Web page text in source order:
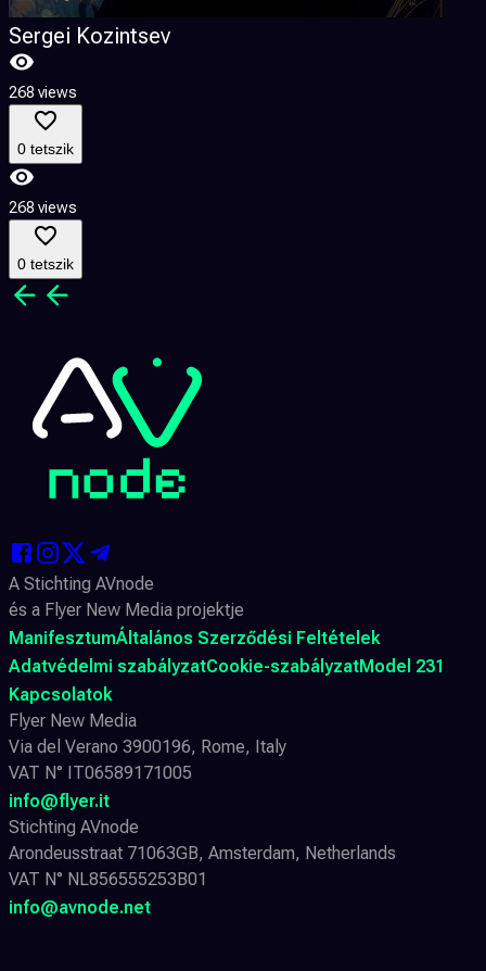
Sergei Kozintsev
268 views
0 tetszik
268 views
0 tetszik
A Stichting AVnode
és a Flyer New Media projektje
ManifesztumÁltalános Szerződési Feltételek
Adatvédelmi szabályzatCookie-szabályzatModel 231
Kapcsolatok
Flyer New Media
Via del Verano 3900196, Rome, Italy
VAT N° IT06589171005
info@flyer.it
Stichting AVnode
Arondeusstraat 71063GB, Amsterdam, Netherlands
VAT N° NL856555253B01
info@avnode.net